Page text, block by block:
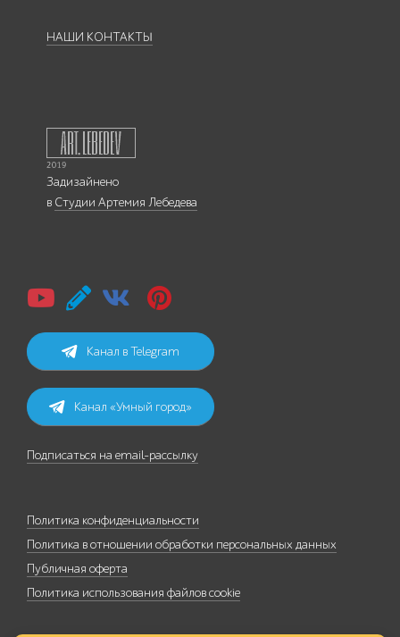
НАШИ КОНТАКТЫ
Задизайнено
в Студии Артемия Лебедева
Канал в Telegram
Канал «Умный город»
Подписаться на email-рассылку
Политика конфиденциальности
Политика в отношении обработки персональных данных
Публичная оферта
Политика использования файлов cookie